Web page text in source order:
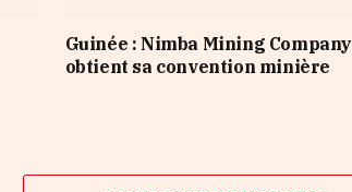
Guinée : Nimba Mining Company
obtient sa convention minière